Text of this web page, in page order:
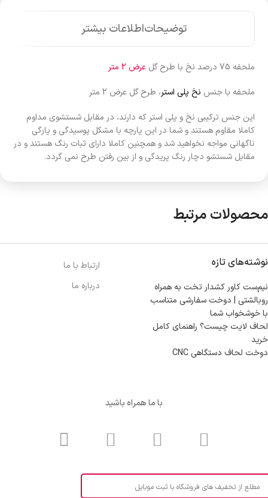
توضیحاتاطلاعات بیشتر
ملحفه 75 درصد نخ با طرح گل
عرض 2 متر
ملحفه با جنس نخ پلی استر، طرح گل عرض 2 متر
این جنس ترکیبی نخ و پلی استر که دارند، در مقابل شستشوی مداوم
کاملا مقاوم هستند و شما در این پارچه با مشکل پوسیدگی و پارگی
ناگهانی مواجه نخواهید شد و همچنین کاملا دارای ثبات رنگ هستند و در
مقابل شستشو دچار رنگ پریدگی و از بین رفتن طرح نمی گردد.
محصولات مرتبط
نوشته‌های تازه
نیم‌ست کاور کشدار تخت به همراه
روبالشتی | دوخت سفارشی متناسب
با خوشخواب شما
لحاف لایت چیست؟ راهنمای کامل
خرید
دوخت لحاف دستگاهی CNC
ارتباط با ما
درباره ما
با ما همراه باشید
مطلع از تخفیف های فروشگاه با ثبت موبایل